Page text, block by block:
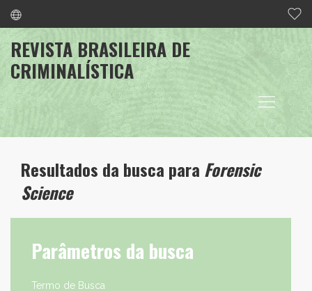
REVISTA BRASILEIRA DE
CRIMINALÍSTICA
Resultados da busca para Forensic
Science
Parâmetros da busca
Termo de Busca